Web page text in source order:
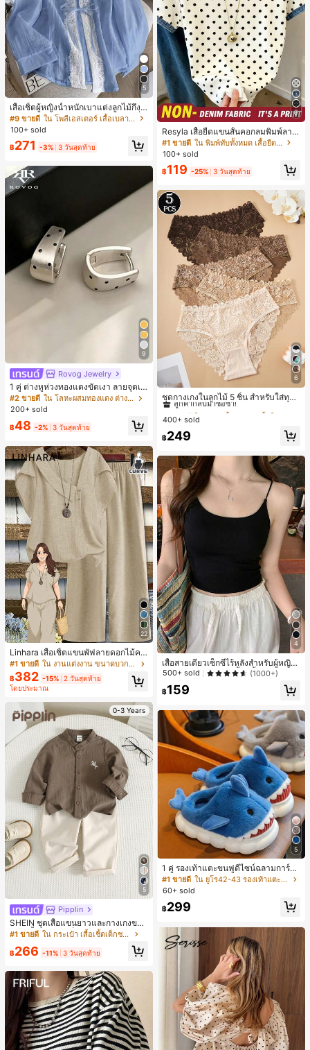
5
เสื้อเชิ้ตผู้หญิงน้ำหนักเบาแต่งลูกไม้กึ่งโ
ปร่งใสแบบเลเยอร์ รุ่นดีไซน์เนอร์แฟชั่น
เหมาะสำหรับฤดูใบไม้ผลิ ฤดูร้อน และฤ
ดูใบไม้ร่วง ซักด้วยเครื่องซักผ้าได้ สไต
ล์โบโฮชิค
#9 ขายดี
ใน โพลีเอสเตอร์ เสื้อเบลาส์ผู้หญิง
100+ sold
฿271 -3% 3 วันสุดท้าย
9
Rovog Jewelry
1 คู่ ต่างหูห่วงทองแดงขัดเงา ลายจุดเร
ขาคณิตสไตล์มินิมอล เหมาะสำหรับสว
มใส่ประจำวันแบบสบายๆ สำหรับผู้หญิง
#2 ขายดี
ใน โลหะผสมทองแดง ต่างหูผู้หญิง
200+ sold
฿48 -2% 3 วันสุดท้าย
22
Linhara เสื้อเชิ้ตแขนพัฟลายดอกไม้คอ
ปกไม่สมมาตรสำหรับผู้หญิงไซส์ใหญ่ +
กางเกงลำลองทรงหลวมเอวยางยืด 2 ชิ้
น สำหรับฤดูใบไม้ผลิ/ฤดูร้อน
#1 ขายดี ใน งานแต่งงาน ขนาดบวก Co-Ords
฿382 -15% 2 วันสุดท้าย
โดยประมาณ
0-3 Years
5
Pipplin
SHEIN ชุดเสื้อแขนยาวและกางเกงขาย
าว 2 ชิ้น สำหรับเด็กทารกชาย/หญิง ยูนิ
ฤดูหนาว ชุดเสื้อผ้าเด็กทารกชาย นุ่มนิ่
#1 ขายดี ใน กระเป๋า เสื้อเชิ้ตเด็กชาย
฿266 -11% 3 วันสุดท้าย
8
Resyla เสื้อยืดแขนสั้นคอกลมพิมพ์ลาย
จุดลำลองสำหรับผู้หญิง, ฤดูร้อน
#1 ขายดี
ใน พิมพ์ทับทั้งหมด เสื้อยืดผู้หญิง
100+ sold
฿119 -25% 3 วันสุดท้าย
6
ชุดกางเกงในลูกไม้ 5 ชิ้น สำหรับใส่ทุกวั
น
#1 ขายดี
ลูกค้ากลับมาซื้อซ้ำ!
#1 ขายดี
ลูกค้ากลับมาซื้อซ้ำ!
#1 ขายดี
ลูกค้ากลับมาซื้อซ้ำ!
#1 ขายดี
400+ sold
฿249
4
เสื้อสายเดี่ยวเซ็กซี่ไร้หลังสำหรับผู้หญิง
พร้อมบราแบบมีฟองน้ำ, เสื้อกล้ามแขน
500+ sold (1000+)
฿159
5
1 คู่ รองเท้าแตะขนฟูดีไซน์ฉลามการ์ตู
น น่ารักและสนุกสนาน เหมาะสำหรับฤดู
ใบไม้ร่วง/ฤดูหนาว รองเท้าแตะยูนิเซ็ก
กลางแจ้ง ช่วยให้เท้าของคุณอบอุ่นและ
สำหรับห้องนอนหรือห้องน้ำ
#1 ขายดี
ใน ยูโร42-43 รองเท้าแตะใส่ในบ้าน
60+ sold
฿299